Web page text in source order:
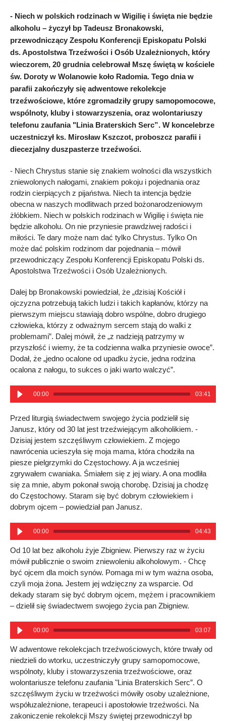
- Niech w polskich rodzinach w Wigilię i święta nie będzie
alkoholu – życzył bp Tadeusz Bronakowski,
przewodniczący Zespołu Konferencji Episkopatu Polski
ds. Apostolstwa Trzeźwości i Osób Uzależnionych, który
wieczorem, 20 grudnia celebrował Mszę świętą w kościele
św. Doroty w Wolanowie koło Radomia. Tego dnia w
parafii zakończyły się adwentowe rekolekcje
trzeźwościowe, które zgromadziły grupy samopomocowe,
wspólnoty, kluby i stowarzyszenia, oraz wolontariuszy
telefonu zaufania "Linia Braterskich Serc”. W koncelebrze
uczestniczył ks. Mirosław Kszczot, proboszcz parafii i
diecezjalny duszpasterze trzeźwości.
- Niech Chrystus stanie się znakiem wolności dla wszystkich
zniewolonych nałogami, znakiem pokoju i pojednania oraz
rodzin cierpiących z pijaństwa. Niech ta intencja będzie
obecna w naszych modlitwach przed bożonarodzeniowym
żłóbkiem. Niech w polskich rodzinach w Wigilię i święta nie
będzie alkoholu. On nie przyniesie prawdziwej radości i
miłości. Te dary może nam dać tylko Chrystus. Tylko On
może dać polskim rodzinom dar pojednania – mówił
przewodniczący Zespołu Konferencji Episkopatu Polski ds.
Apostolstwa Trzeźwości i Osób Uzależnionych.
Dalej bp Bronakowski powiedział, że „dzisiaj Kościół i
ojczyzna potrzebują takich ludzi i takich kapłanów, którzy na
pierwszym miejscu stawiają dobro wspólne, dobro drugiego
człowieka, którzy z odważnym sercem stają do walki z
problemami”. Dalej mówił, że „z nadzieją patrzymy w
przyszłość i wiemy, że ta codzienna walka przyniesie owoce”.
Dodał, że „jedno ocalone od upadku życie, jedna rodzina
ocalona z nałogu, to sukces o jaki warto walczyć”.
00:00 03:41
Przed liturgią świadectwem swojego życia podzielił się
Janusz, który od 30 lat jest trzeźwiejącym alkoholikiem. -
Dzisiaj jestem szczęśliwym człowiekiem. Z mojego
nawrócenia ucieszyła się moja mama, która chodziła na
piesze pielgrzymki do Częstochowy. A ja wcześniej
zgrywałem cwaniaka. Śmiałem się z jej wiary. A ona modliła
się za mnie, abym pokonał swoją chorobę. Dzisiaj ja chodzę
do Częstochowy. Staram się być dobrym człowiekiem i
dobrym ojcem – powiedział pan Janusz.
00:00 04:43
Od 10 lat bez alkoholu żyje Zbigniew. Pierwszy raz w życiu
mówił publicznie o swoim zniewoleniu alkoholowym. - Chcę
być ojcem dla moich synów. Pomaga mi w tym ważna osoba,
czyli moja żona. Jestem jej wdzięczny za wsparcie. Od
dekady staram się być dobrym ojcem, mężem i pracownikiem
– dzielił się świadectwem swojego życia pan Zbigniew.
00:00 03:07
W adwentowe rekolekcjach trzeźwościowych, które trwały od
niedzieli do wtorku, uczestniczyły grupy samopomocowe,
wspólnoty, kluby i stowarzyszenia trzeźwościowe, oraz
wolontariusze telefonu zaufania "Linia Braterskich Serc”. O
szczęśliwym życiu w trzeźwości mówiły osoby uzależnione,
współuzależnione, terapeuci i apostołowie trzeźwości. Na
zakoniczenie rekolekcji Mszy świętej przewodniczył bp